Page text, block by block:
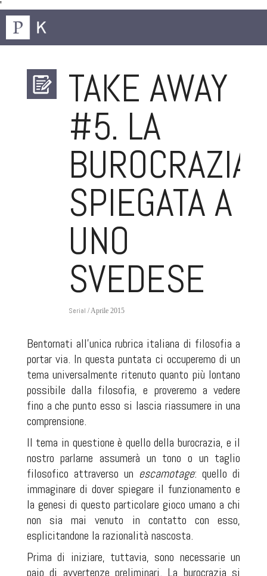
'
TAKE AWAY
#5. LA
BUROCRAZIA
SPIEGATA A
UNO
SVEDESE
Serial / Aprile 2015
Bentornati all'unica rubrica italiana di filosofia a
portar via. In questa puntata ci occuperemo di un
tema universalmente ritenuto quanto più lontano
possibile dalla filosofia, e proveremo a vedere
fino a che punto esso si lascia riassumere in una
comprensione.
Il tema in questione è quello della burocrazia, e il
nostro parlarne assumerà un tono o un taglio
filosofico attraverso un escamotage: quello di
immaginare di dover spiegare il funzionamento e
la genesi di questo particolare gioco umano a chi
non sia mai venuto in contatto con esso,
esplicitandone la razionalità nascosta.
Prima di iniziare, tuttavia, sono necessarie un
paio di avvertenze preliminari. La burocrazia si